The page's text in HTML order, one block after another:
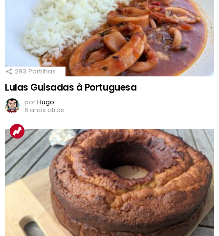
293 Partilhas
Lulas Guisadas à Portuguesa
porHugo
6 anos atrás